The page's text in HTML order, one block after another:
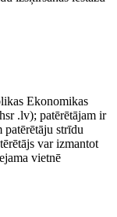
Ekonomikas
.lv); patērētājam ir
strīdu
var izmantot
vietnē